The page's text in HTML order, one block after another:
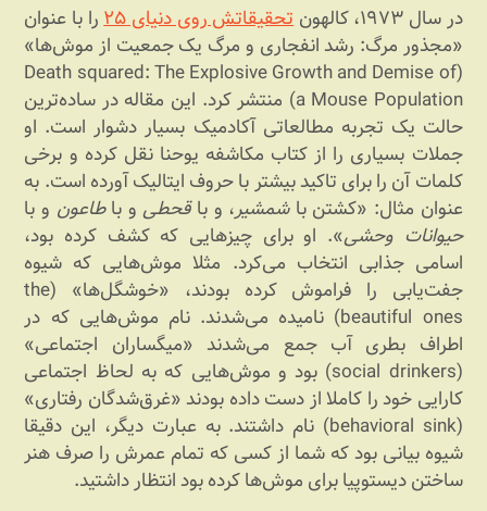
در سال ۱۹۷۳، کالهون تحقیقاتش روی دنیای ۲۵
را با عنوان
«مجذور مرگ: رشد انفجاری و مرگ یک جمعیت از موش‌ها»
(Death squared: The Explosive Growth and Demise of
a Mouse Population) منتشر کرد. این مقاله در ساده‌ترین
حالت یک تجربه مطالعاتی آکادمیک بسیار دشوار است. او
جملات بسیاری را از کتاب مکاشفه یوحنا نقل کرده و برخی
کلمات آن را برای تاکید بیشتر با حروف ایتالیک آورده است. به
عنوان مثال: «کشتن باشمشیر، و باقحطیو باطاعون و با
حیوانات وحشی». او برای چیزهایی که کشف کرده بود،
اسامی جذابی انتخاب می‌کرد. مثلا موش‌هایی که شیوه
جفت‌یابی را فراموش کرده بودند، «خوشگل‌ها» (the
beautiful ones) نامیده می‌شدند. نام موش‌هایی که در
اطراف بطری آب جمع می‌شدند «میگساران اجتماعی»
(social drinkers) بود و موش‌هایی که به لحاظ اجتماعی
کارایی خود را کاملا از دست داده بودند «غرق‌شدگان رفتاری»
(behavioral sink) نام داشتند. به عبارت دیگر، این دقیقا
شیوه بیانی بود که شما از کسی که تمام عمرش را صرف هنر
ساختن دیستوپیا برای موش‌ها کرده بود انتظار داشتید.